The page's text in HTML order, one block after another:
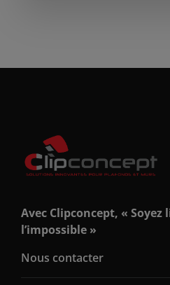
Avec Clipconcept, « Soyez
l’impossible »
Nous contacter